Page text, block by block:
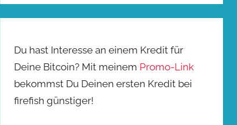
Du hast Interesse an einem Kredit für
Deine Bitcoin? Mit meinem Promo-Link
bekommst Du Deinen ersten Kredit bei
firefish günstiger!